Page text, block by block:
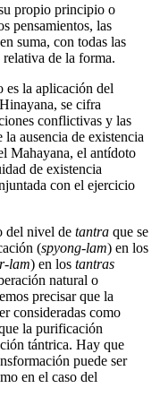
propio principio o
pensamientos, las
suma, con todas las
de la forma.
es la aplicación del
se cifra
conflictivas y las
ausencia de existencia
Mahayana, el antídoto
de existencia
con el ejercicio
del nivel de tantra que se
(spyong-lam) en los
lam) en los tantras
natural o
precisar que la
consideradas como
la purificación
tántrica. Hay que
puede ser
en el caso del